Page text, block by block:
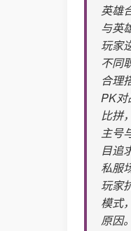
英雄
与英
玩家
不同
合理
PK对
比拼
主号
目追
私服
玩家
模式
原因。